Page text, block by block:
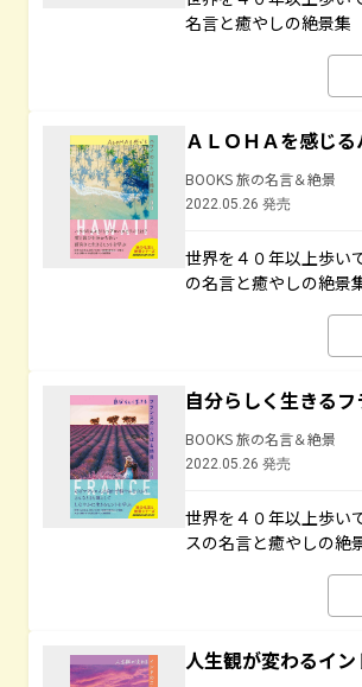
名言と癒やしの絶景集
ＡＬＯＨＡを感じ
BOOKS 旅の名言＆絶景
2022.05.26 発売
世界を４０年以上歩い
の名言と癒やしの絶景
自分らしく生きる
BOOKS 旅の名言＆絶景
2022.05.26 発売
世界を４０年以上歩い
スの名言と癒やしの絶
人生観が変わるイ